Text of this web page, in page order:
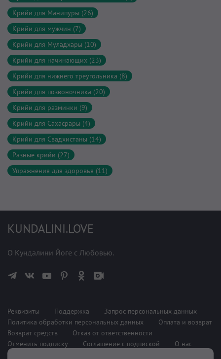
Крийи для Манипуры (26)
Крийи для мужчин (7)
Крийи для Муладхары (10)
Крийи для начинающих (23)
Крийи для нижнего треугольника (8)
Крийи для позвоночника (20)
Крийи для разминки (9)
Крийи для Сахасрары (4)
Крийи для Свадхистаны (14)
Разные крийи (27)
Упражнения для здоровья (11)
KUNDALINI.LOVE
О Кундалини Йоге с Любовью.
Реквизиты Поддержка
Запрос персональных данных
Политика обработки персональных данных
Оплата и возврат
Возврат средств
Отказ от ответственности
Отменить подписку
Соглашение с подпиской О нас